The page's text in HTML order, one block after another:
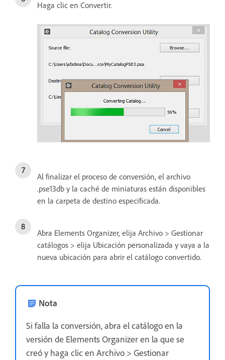
Haga clic en Convertir.
Al finalizar el proceso de conversión, el archivo
.pse13db y la caché de miniaturas están disponibles
en la carpeta de destino especificada.
Abra Elements Organizer, elija Archivo > Gestionar
catálogos > elija Ubicación personalizada y vaya a la
nueva ubicación para abrir el catálogo convertido.
Nota
Si falla la conversión, abra el catálogo en la
versión de Elements Organizer en la que se
creó y haga clic en Archivo > Gestionar